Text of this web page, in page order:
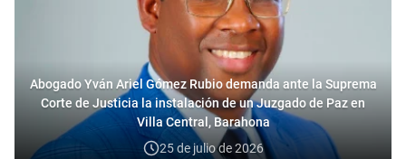
Abogado Yván Ariel Gómez Rubio demanda ante la Suprema
Corte de Justicia la instalación de un Juzgado de Paz en
Villa Central, Barahona
25 de julio de 2026